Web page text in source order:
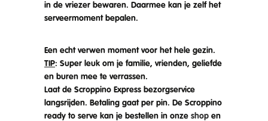
in de vriezer bewaren. Daarmee kan je zelf het
serveermoment bepalen.
Een echt verwen moment voor het hele gezin.
TIP: Super leuk om je familie, vrienden, geliefde
en buren mee te verrassen.
Laat de Scroppino Express bezorgservice
langsrijden. Betaling gaat per pin. De Scroppino
ready to serve kan je bestellen in onze shop en